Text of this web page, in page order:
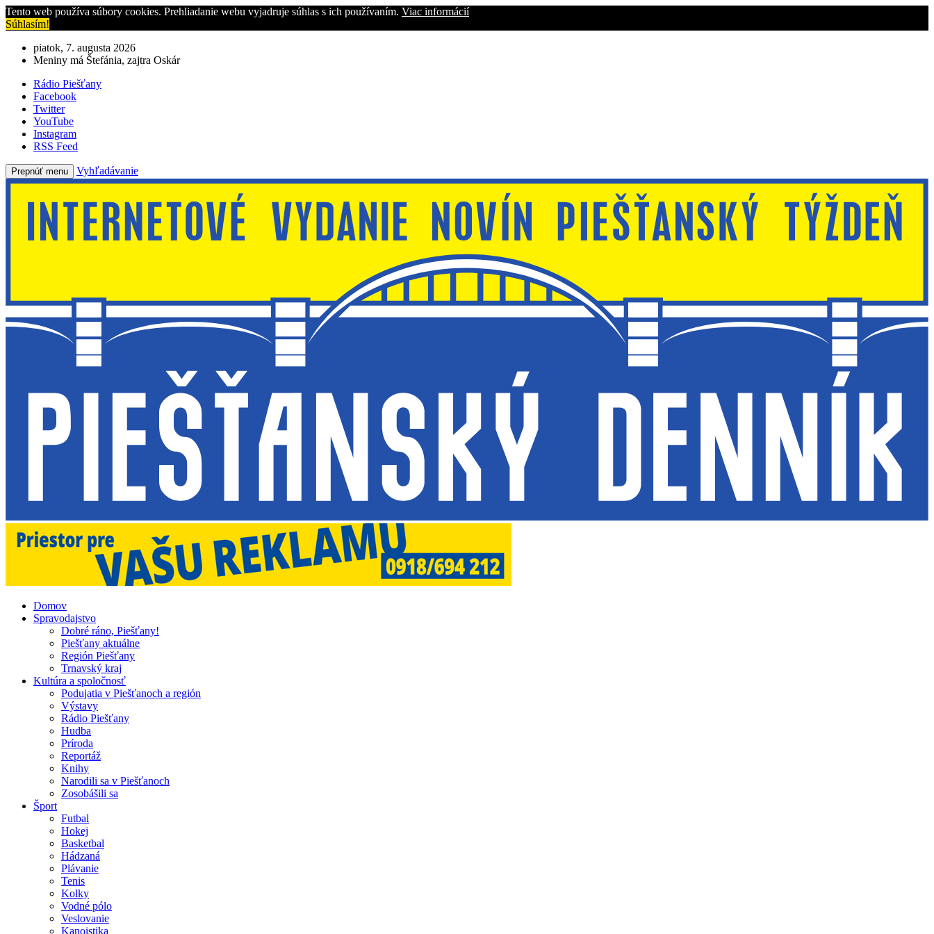
Tento web používa súbory cookies. Prehliadanie webu vyjadruje súhlas s ich používaním. Viac informácií
Súhlasím!
piatok, 7. augusta 2026
Meniny má Štefánia, zajtra Oskár
Rádio Piešťany
Facebook
Twitter
YouTube
Instagram
RSS Feed
Prepnúť menu Vyhľadávanie
Domov
Spravodajstvo
Dobré ráno, Piešťany!
Piešťany aktuálne
Región Piešťany
Trnavský kraj
Kultúra a spoločnosť
Podujatia v Piešťanoch a región
Výstavy
Rádio Piešťany
Hudba
Príroda
Reportáž
Knihy
Narodili sa v Piešťanoch
Zosobášili sa
Šport
Futbal
Hokej
Basketbal
Hádzaná
Plávanie
Tenis
Kolky
Vodné pólo
Veslovanie
Kanoistika